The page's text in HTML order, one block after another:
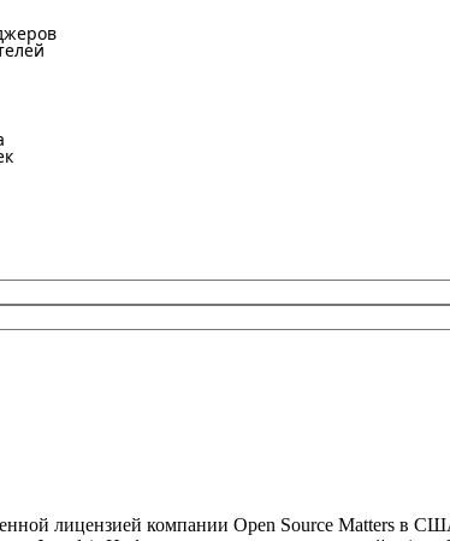
лицензией компании Open Source Matters в